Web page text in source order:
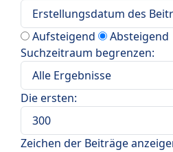
Aufsteigend
Absteigend
Suchzeitraum begrenzen:
Die ersten:
Zeichen der Beiträge